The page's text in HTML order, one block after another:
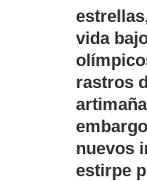
vida
rastros
nuevos
estirpe